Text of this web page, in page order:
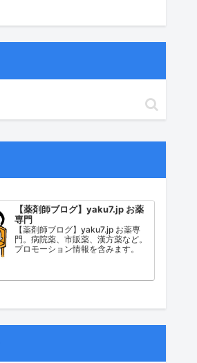
【薬剤師ブログ】yaku7.jp お薬
専門
【薬剤師ブログ】yaku7.jp お薬専
門。病院薬、市販薬、漢方薬など。
プロモーション情報を含みます。